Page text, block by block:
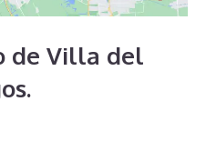
de Villa del